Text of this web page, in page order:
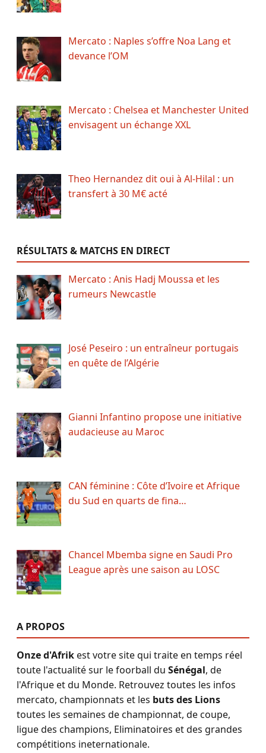
Mercato : Naples s’offre Noa Lang et
devance l’OM
Mercato : Chelsea et Manchester United
envisagent un échange XXL
Theo Hernandez dit oui à Al-Hilal : un
transfert à 30 M€ acté
RÉSULTATS & MATCHS EN DIRECT
Mercato : Anis Hadj Moussa et les
rumeurs Newcastle
José Peseiro : un entraîneur portugais
en quête de l’Algérie
Gianni Infantino propose une initiative
audacieuse au Maroc
CAN féminine : Côte d’Ivoire et Afrique
du Sud en quarts de fina…
Chancel Mbemba signe en Saudi Pro
League après une saison au LOSC
A PROPOS
Onze d'Afrikest votre site qui traite en temps réel
toute l'actualité sur le foorball du Sénégal, de
l'Afrique et du Monde. Retrouvez toutes les infos
mercato, championnats et les buts des Lions
toutes les semaines de championnat, de coupe,
ligue des champions, Eliminatoires et des grandes
compétitions ineternationale.